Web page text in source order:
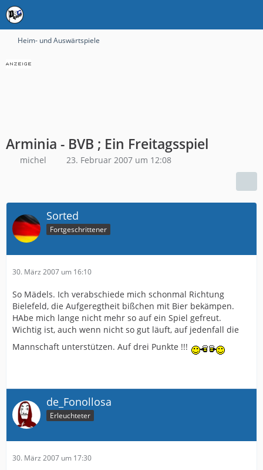
Heim- und Auswärtspiele
Arminia - BVB ; Ein Freitagsspiel
michel 23. Februar 2007 um 12:08
Sorted
Fortgeschrittener
30. März 2007 um 16:10
So Mädels. Ich verabschiede mich schonmal Richtung
Bielefeld, die Aufgeregtheit bißchen mit Bier bekämpen.
HAbe mich lange nicht mehr so auf ein Spiel gefreut.
Wichtig ist, auch wenn nicht so gut läuft, auf jedenfall die
Mannschaft unterstützen. Auf drei Punkte !!!
de_Fonollosa
Erleuchteter
30. März 2007 um 17:30